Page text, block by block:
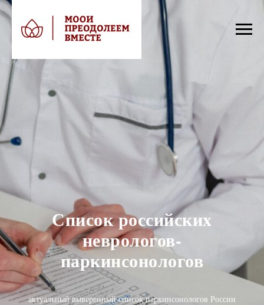
Список российских
неврологов-
паркинсонологов
актуальный выверенный список паркинсонологов России